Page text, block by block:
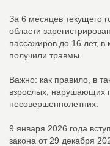
За 6 месяцев текущего
области
пассажиров до 16 лет, в
получили травмы.
Важно: как правило, в
взрослых, нарушающих
несовершеннолетних.
9 января 2026 года
закона от 29 декабря